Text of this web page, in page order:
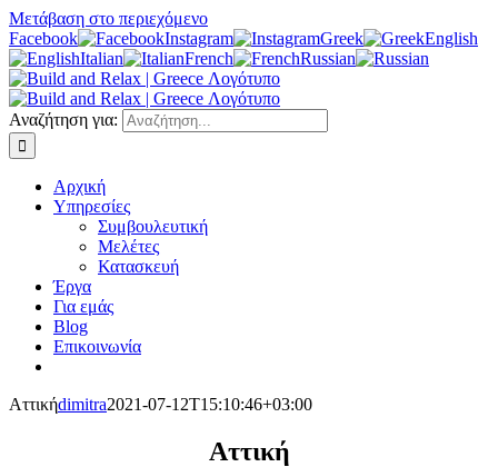
Μετάβαση στο περιεχόμενο
Facebook
Instagram Greek
English
Italian
French Russian
Αναζήτηση για:
Αρχική
Υπηρεσίες
Συμβουλευτική
Μελέτες
Κατασκευή
Έργα
Για εμάς
Blog
Επικοινωνία
Αττικήdimitra2021-07-12T15:10:46+03:00
Αττική